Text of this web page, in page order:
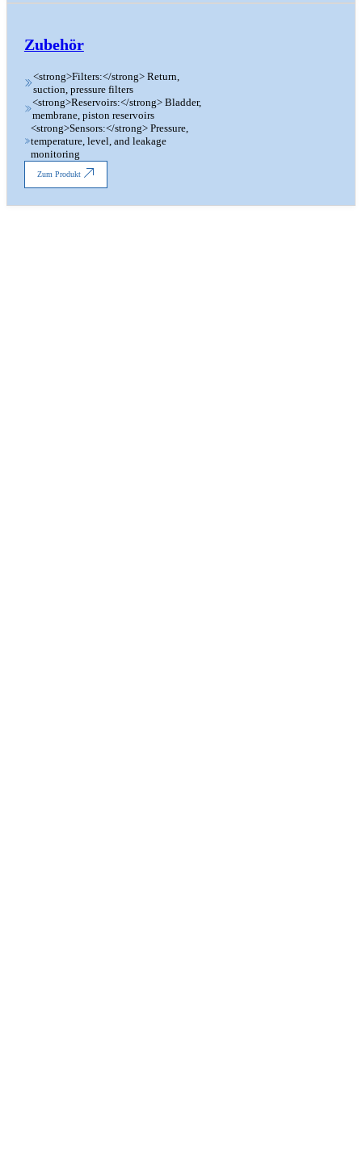
Zubehör
<strong>Filters:</strong> Return,
suction, pressure filters
<strong>Reservoirs:</strong> Bladder,
membrane, piston reservoirs
<strong>Sensors:</strong> Pressure,
temperature, level, and leakage
monitoring
Zum Produkt